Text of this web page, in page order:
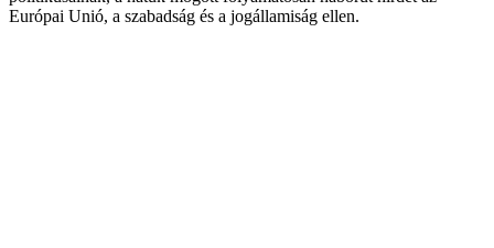
Európai Unió, a szabadság és a jogállamiság ellen.